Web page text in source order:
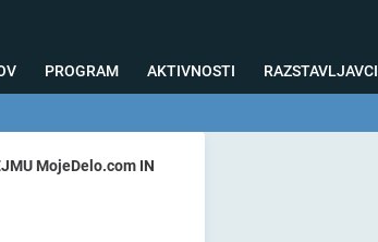
PROGRAM AKTIVNOSTI RAZSTAVLJAVCI
MojeDelo.com IN